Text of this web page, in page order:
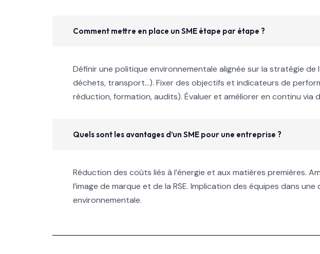
Comment mettre en place un SME étape par étape ?
Définir une politique environnementale alignée sur la stratégie
déchets, transport…). Fixer des objectifs et indicateurs de
réduction, formation, audits). Évaluer et améliorer en continu via
Quels sont les avantages d’un SME pour une entreprise ?
Réduction des coûts liés à l’énergie et aux matières premières.
l’image de marque et de la RSE. Implication des équipes dans
environnementale.